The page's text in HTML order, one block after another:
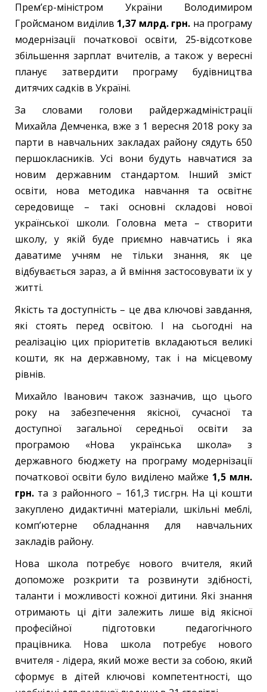
Прем’єр-міністром України Володимиром
Гройсманом виділив 1,37 млрд. грн. на програму
модернізації початкової освіти, 25-відсоткове
збільшення зарплат вчителів, а також у вересні
планує затвердити програму будівництва
дитячих садків в Україні.
За словами голови райдержадміністрації
Михайла Демченка, вже з 1 вересня 2018 року за
парти в навчальних закладах району сядуть 650
першокласників. Усі вони будуть навчатися за
новим державним стандартом. Інший зміст
освіти, нова методика навчання та освітнє
середовище – такі основні складові нової
української школи. Головна мета – створити
школу, у якій буде приємно навчатись і яка
даватиме учням не тільки знання, як це
відбувається зараз, а й вміння застосовувати їх у
житті.
Якість та доступність – це два ключові завдання,
які стоять перед освітою. І на сьогодні на
реалізацію цих пріоритетів вкладаються великі
кошти, як на державному, так і на місцевому
рівнів.
Михайло Іванович також зазначив, що цього
року на забезпечення якісної, сучасної та
доступної загальної середньої освіти за
програмою «Нова українська школа» з
державного бюджету на програму модернізації
початкової освіти було виділено майже 1,5 млн.
грн. та з районного – 161,3 тис.грн. На ці кошти
закуплено дидактичні матеріали, шкільні меблі,
комп’ютерне обладнання для навчальних
закладів району.
Нова школа потребує нового вчителя, який
допоможе розкрити та розвинути здібності,
таланти і можливості кожної дитини. Які знання
отримають ці діти залежить лише від якісної
професійної підготовки педагогічного
працівника. Нова школа потребує нового
вчителя - лідера, який може вести за собою, який
сформує в дітей ключові компетентності, що